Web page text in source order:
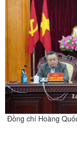
Đồng chí Hoàng